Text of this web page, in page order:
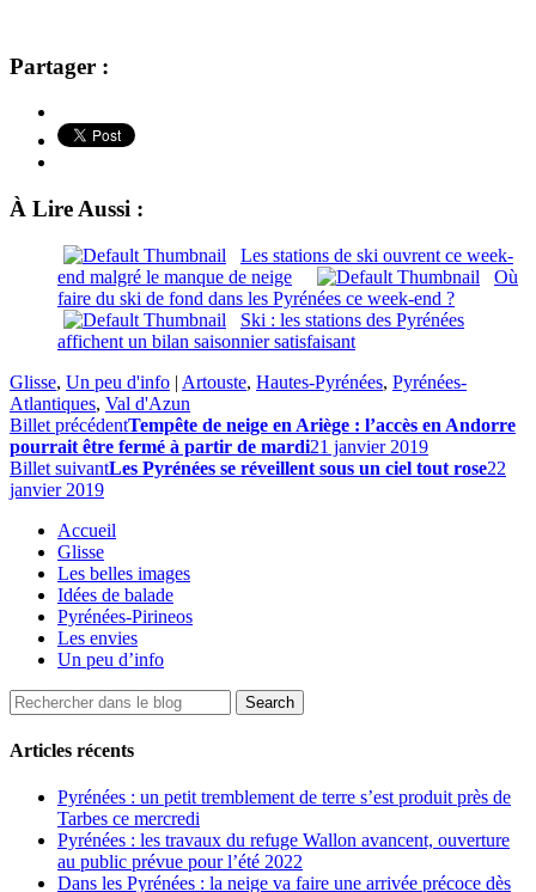
Partager :
À Lire Aussi :
Les stations de ski ouvrent ce week-
end malgré le manque de neige
Où
faire du ski de fond dans les Pyrénées ce week-end ?
Ski : les stations des Pyrénées
affichent un bilan saisonnier satisfaisant
Glisse, Un peu d'info | Artouste, Hautes-Pyrénées, Pyrénées-
Atlantiques, Val d'Azun
Billet précédentTempête de neige en Ariège : l’accès en Andorre
pourrait être fermé à partir de mardi21 janvier 2019
Billet suivantLes Pyrénées se réveillent sous un ciel tout rose22
janvier 2019
Accueil
Glisse
Les belles images
Idées de balade
Pyrénées-Pirineos
Les envies
Un peu d’info
Articles récents
Pyrénées : un petit tremblement de terre s’est produit près de
Tarbes ce mercredi
Pyrénées : les travaux du refuge Wallon avancent, ouverture
au public prévue pour l’été 2022
Dans les Pyrénées : la neige va faire une arrivée précoce dès